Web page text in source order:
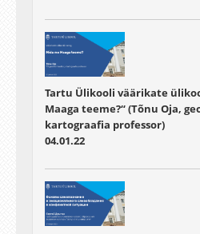
Tartu Ülikooli väärikate
Maaga teeme?“ (Tõnu Oja,
kartograafia professor)
04.01.22